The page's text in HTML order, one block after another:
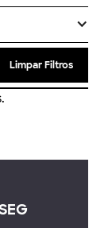
Limpar Filtros